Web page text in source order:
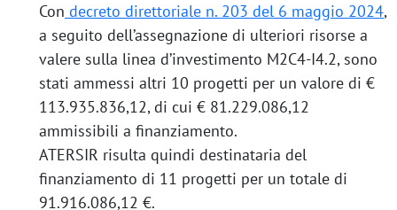
Con decreto direttoriale n. 203 del 6 maggio 2024,
a seguito dell’assegnazione di ulteriori risorse a
valere sulla linea d’investimento M2C4-I4.2, sono
stati ammessi altri 10 progetti per un valore di €
113.935.836,12, di cui € 81.229.086,12
ammissibili a finanziamento.
ATERSIR risulta quindi destinataria del
finanziamento di 11 progetti per un totale di
91.916.086,12 €.